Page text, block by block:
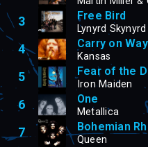
3 Free Bird
Lynyrd Skynyrd
4 Carry on
Kansas
5 Fear of the
Iron Maiden
6 One
Metallica
7 Bohemian
Queen